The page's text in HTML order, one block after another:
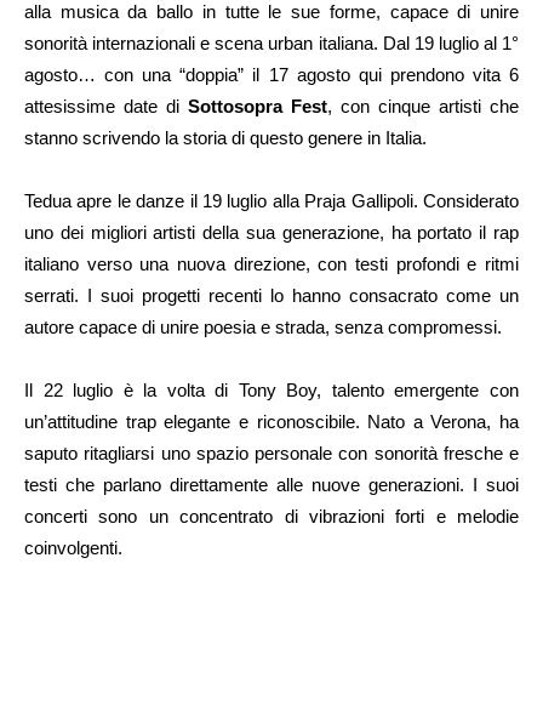
alla musica da ballo in tutte le sue forme, capace di unire
sonorità internazionali e scena urban italiana. Dal 19 luglio al 1°
agosto… con una “doppia” il 17 agosto qui prendono vita 6
attesissime date di Sottosopra Fest, con cinque artisti che
stanno scrivendo la storia di questo genere in Italia.
Tedua apre le danze il 19 luglio alla Praja Gallipoli. Considerato
uno dei migliori artisti della sua generazione, ha portato il rap
italiano verso una nuova direzione, con testi profondi e ritmi
serrati. I suoi progetti recenti lo hanno consacrato come un
autore capace di unire poesia e strada, senza compromessi.
Il 22 luglio è la volta di Tony Boy, talento emergente con
un’attitudine trap elegante e riconoscibile. Nato a Verona, ha
saputo ritagliarsi uno spazio personale con sonorità fresche e
testi che parlano direttamente alle nuove generazioni. I suoi
concerti sono un concentrato di vibrazioni forti e melodie
coinvolgenti.